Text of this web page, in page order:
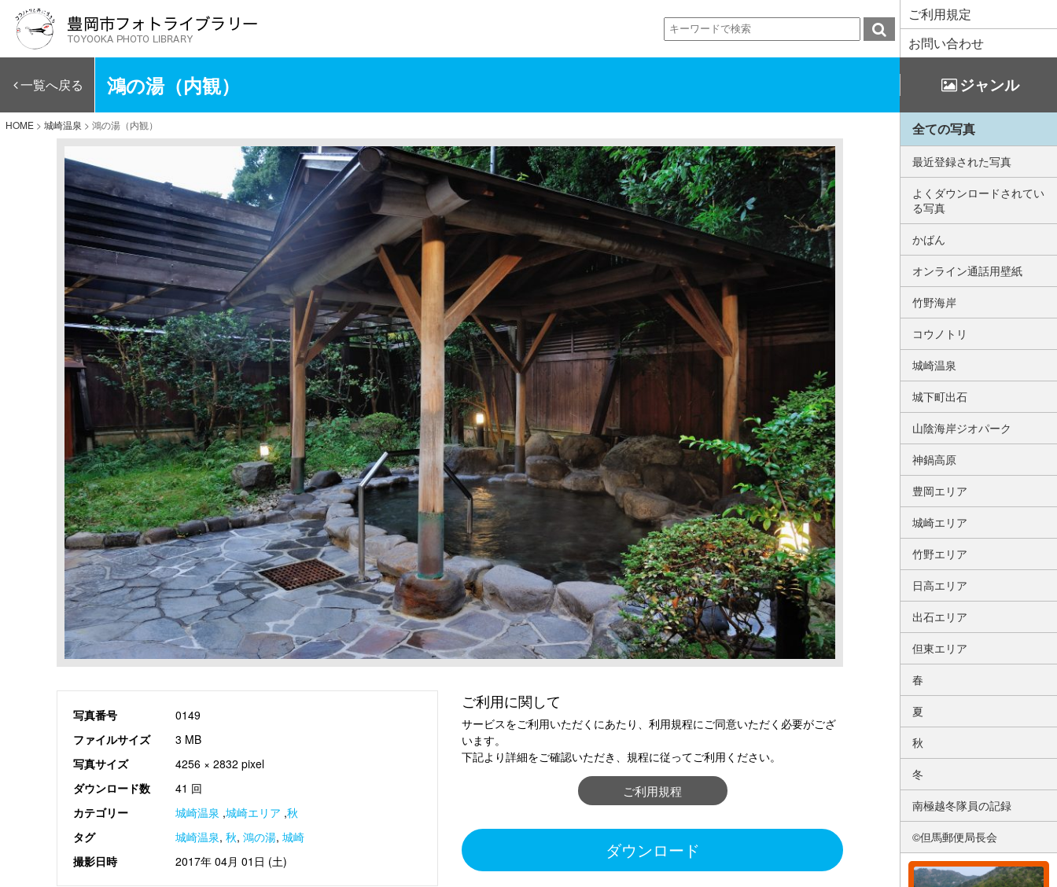
ご利用規定
お問い合わせ
一覧へ戻る 鴻の湯（内観） ジャンル
HOME > 城崎温泉 > 鴻の湯（内観）
写真番号
0149
ファイルサイズ
3 MB
写真サイズ
4256 × 2832 pixel
ダウンロード数
41 回
カテゴリー
城崎温泉 ,城崎エリア ,秋
タグ
城崎温泉, 秋, 鴻の湯, 城崎
撮影日時
2017年 04月 01日 (土)
ご利用に関して
サービスをご利用いただくにあたり、利用規程にご同意いただく必要がござ
います。
下記より詳細をご確認いただき、規程に従ってご利用ください。
ご利用規程
ダウンロード
全ての写真
最近登録された写真
よくダウンロードされてい
る写真
かばん
オンライン通話用壁紙
竹野海岸
コウノトリ
城崎温泉
城下町出石
山陰海岸ジオパーク
神鍋高原
豊岡エリア
城崎エリア
竹野エリア
日高エリア
出石エリア
但東エリア
春
夏
秋
冬
南極越冬隊員の記録
©但馬郵便局長会